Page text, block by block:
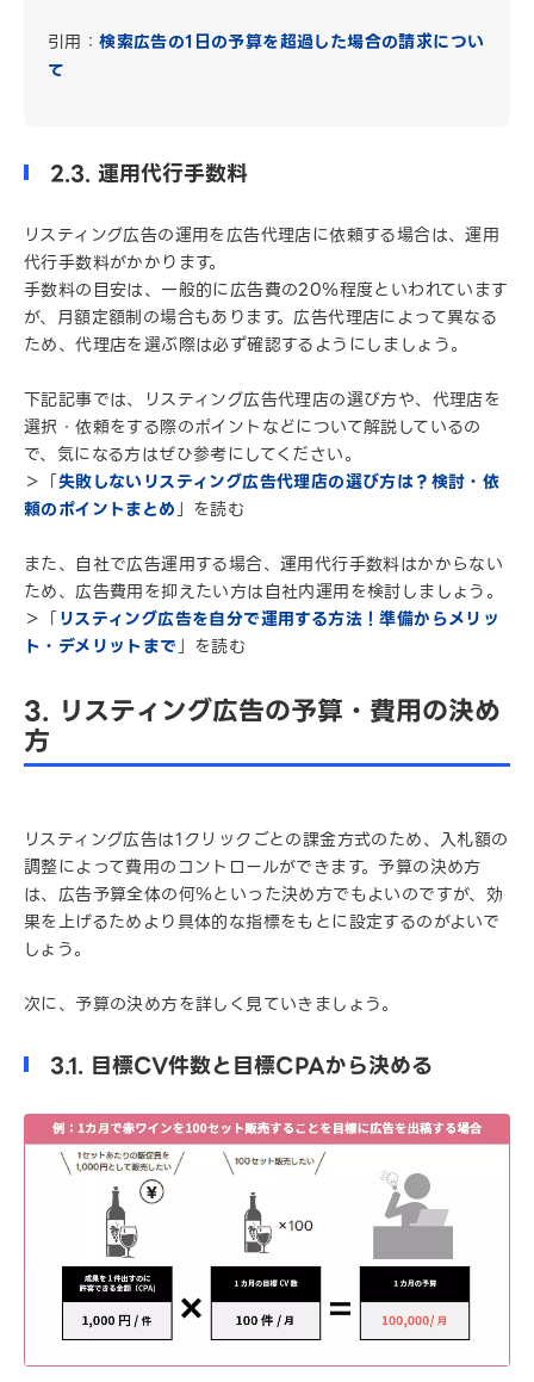
引用：検索広告の1日の予算を超過した場合の請求につい
て
2.3. 運用代行手数料
リスティング広告の運用を広告代理店に依頼する場合は、運用
代行手数料がかかります。
手数料の目安は、一般的に広告費の20％程度といわれています
が、月額定額制の場合もあります。広告代理店によって異なる
ため、代理店を選ぶ際は必ず確認するようにしましょう。
下記記事では、リスティング広告代理店の選び方や、代理店を
選択・依頼をする際のポイントなどについて解説しているの
で、気になる方はぜひ参考にしてください。
＞「失敗しないリスティング広告代理店の選び方は？検討・依
頼のポイントまとめ」を読む
また、自社で広告運用する場合、運用代行手数料はかからない
ため、広告費用を抑えたい方は自社内運用を検討しましょう。
＞「リスティング広告を自分で運用する方法！準備からメリッ
ト・デメリットまで」を読む
3. リスティング広告の予算・費用の決め
方
リスティング広告は1クリックごとの課金方式のため、入札額の
調整によって費用のコントロールができます。予算の決め方
は、広告予算全体の何％といった決め方でもよいのですが、効
果を上げるためより具体的な指標をもとに設定するのがよいで
しょう。
次に、予算の決め方を詳しく見ていきましょう。
3.1. 目標CV件数と目標CPAから決める